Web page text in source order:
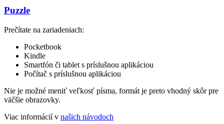
Puzzle
Prečítate na zariadeniach:
Pocketbook
Kindle
Smartfón či tablet s príslušnou aplikáciou
Počítač s príslušnou aplikáciou
Nie je možné meniť veľkosť písma, formát je preto vhodný skôr pre
väčšie obrazovky.
Viac informácií v našich návodoch